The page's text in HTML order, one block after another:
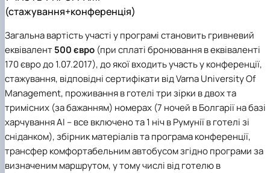
(стажування+конференція)
Загальна вартість участі у програмі становить гривневий
еквівалент500 євро (при сплаті бронювання в еквіваленті
170 євро до 1.07.2017), до якої входить участь у конференції,
стажування, відповідні сертифікати від Varna University Оf
Management, проживання в готелі три зірки в двох та
тримісних (за бажанням) номерах (7 ночей в Болгарії на базі
харчування АІ – все включено та 1 ніч в Румунії в готелі зі
сніданком), збірник матеріалів та програма конференції,
трансфер комфортабельним автобусом згідно програми за
визначеним маршрутом, у тому числі від готелю в